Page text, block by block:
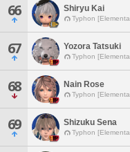
66 Shiryu Kai
Typhon
67 Yozora Tatsuki
Typhon
68 Nain Rose
Typhon
69 Shizuku Sena
Typhon